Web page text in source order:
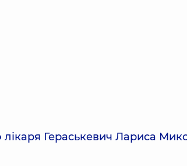
лікаря Гераськевич Лариса